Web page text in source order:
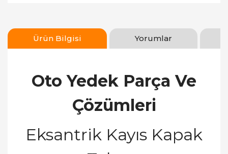
Ürün Bilgisi Yorumlar
Oto Yedek Parça Ve
Çözümleri
Eksantrik Kayıs Kapak